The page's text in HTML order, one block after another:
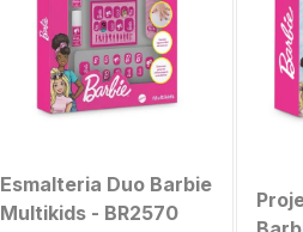
Esmalteria Duo Barbie
Multikids - BR2570